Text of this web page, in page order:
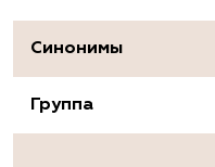
Синонимы
Группа